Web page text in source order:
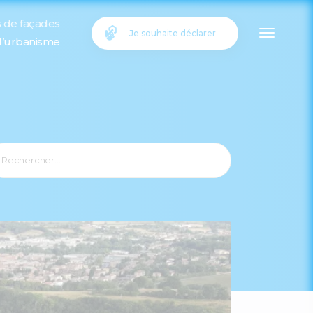
de façades
Je souhaite déclarer